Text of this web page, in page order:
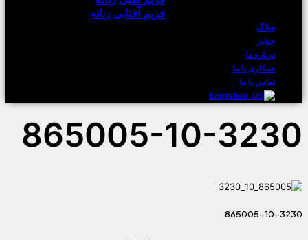
فریم آفتابی زنانه
وبلاگ
جوایز
درباره ما
همکاری با ما
تماس با ما
English
865005-10-3230
865005-10-3230